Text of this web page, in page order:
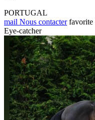
PORTUGAL
mail Nous contacter favorite
Eye-catcher